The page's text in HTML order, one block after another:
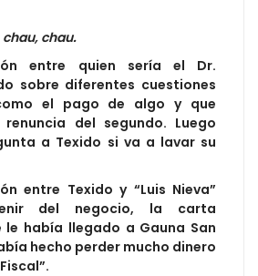
chau.
entre quien sería el Dr.
sobre diferentes cuestiones
el pago de algo y que
del segundo. Luego
a Texido si va a lavar su
entre Texido y “Luis Nieva”
del negocio, la carta
le había llegado a Gauna San
hecho perder mucho dinero